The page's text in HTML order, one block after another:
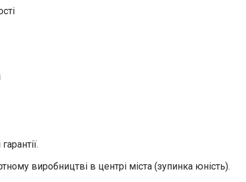
виробництві в центрі міста (зупинка юність).